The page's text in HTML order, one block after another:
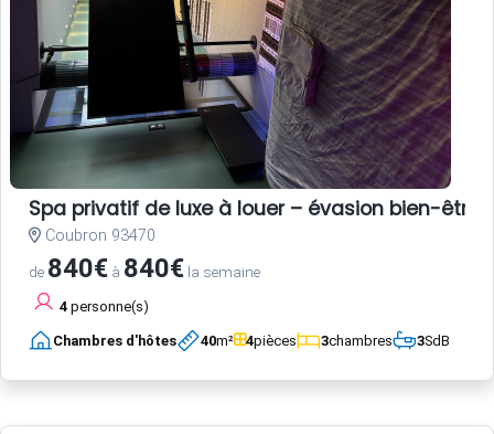
Spa privatif de luxe à louer – évasion bien-être
Coubron 93470
de 840€ à 840€ la semaine
4 personne(s)
Chambres d'hôtes 40m² 4pièces 3chambres 3SdB